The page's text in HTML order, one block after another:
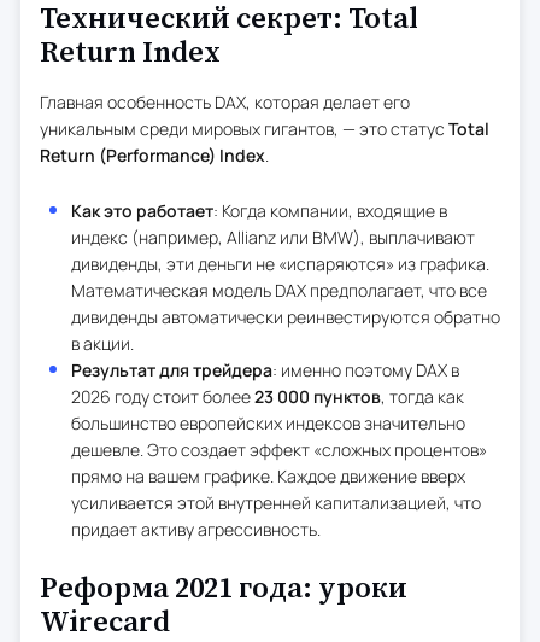
Технический секрет: Total
Return Index
Главная особенность DAX, которая делает его
уникальным среди мировых гигантов, — это статус Total
Return (Performance) Index.
Как это работает: Когда компании, входящие в
индекс (например, Allianz или BMW), выплачивают
дивиденды, эти деньги не «испаряются» из графика.
Математическая модель DAX предполагает, что все
дивиденды автоматически реинвестируются обратно
в акции.
Результат для трейдера: именно поэтому DAX в
2026 году стоит более23 000 пунктов, тогда как
большинство европейских индексов значительно
дешевле. Это создает эффект «сложных процентов»
прямо на вашем графике. Каждое движение вверх
усиливается этой внутренней капитализацией, что
придает активу агрессивность.
Реформа 2021 года: уроки
Wirecard